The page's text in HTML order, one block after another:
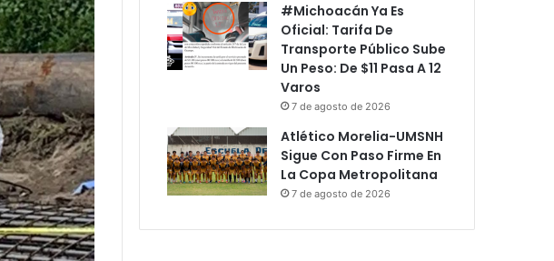
#Michoacán Ya Es
Oficial: Tarifa De
Transporte Público Sube
Un Peso: De $11 Pasa A 12
Varos
7 de agosto de 2026
Atlético Morelia-UMSNH
Sigue Con Paso Firme En
La Copa Metropolitana
7 de agosto de 2026